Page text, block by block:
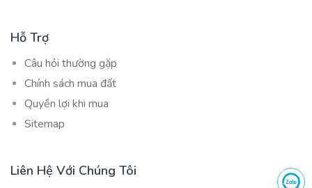
Hỗ Trợ
Câu hỏi thường gặp
Chính sách mua đất
Quyền lợi khi mua
Sitemap
Liên Hệ Với Chúng Tôi